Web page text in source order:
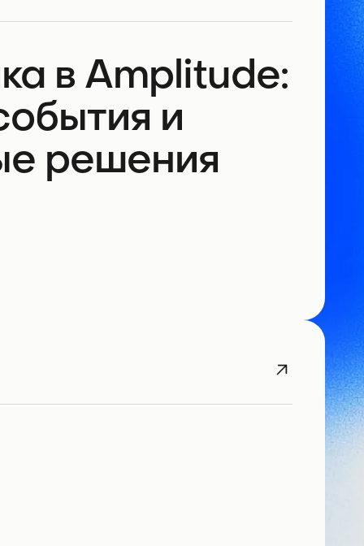
в Amplitude:
и
решения